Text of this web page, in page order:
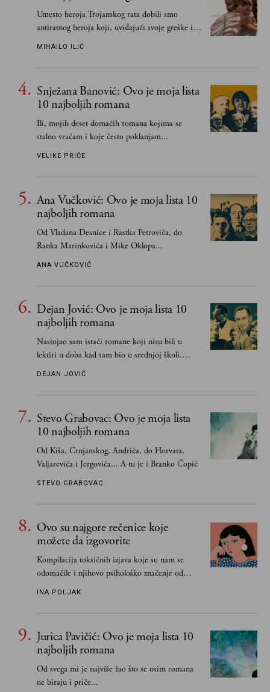
Umesto heroja Trojanskog rata dobili smo
antiratnog heroja koji, uviđajući svoje greške i
učeći na njima, shvata da postoje stvari koje su
MIHAILO ILIĆ
Snježana Banović: Ovo je moja lista
10 najboljih romana
Ili, mojih deset domaćih romana kojima se
stalno vraćam i koje često poklanjam...
VELIKE PRIČE
Ana Vučković: Ovo je moja lista 10
najboljih romana
Od Vladana Desnice i Rastka Petrovića, do
Ranka Marinkovića i Mike Oklopa...
ANA VUČKOVIĆ
Dejan Jović: Ovo je moja lista 10
najboljih romana
Nastojao sam istaći romane koji nisu bili u
lektiri u doba kad sam bio u srednjoj školi.
Smatrao sam da su "klasici" već dovoljno
DEJAN JOVIĆ
Stevo Grabovac: Ovo je moja lista
10 najboljih romana
Od Kiša, Crnjanskog, Andrića, do Horvata,
Valjarevića i Jergovića... A tu je i Branko Ćopić
STEVO GRABOVAC
Ovo su najgore rečenice koje
možete da izgovorite
Kompilacija toksičnih izjava koje su nam se
odomaćile i njihovo psihološko značenje od
INA POLJAK
Jurica Pavičić: Ovo je moja lista 10
najboljih romana
Od svega mi je najviše žao što se osim romana
ne biraju i priče...